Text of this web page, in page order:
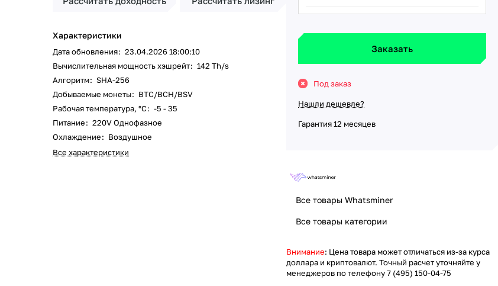
Характеристики
Дата обновления: 23.04.2026 18:00:10
Вычислительная мощность хэшрейт: 142 Th/s
Алгоритм: SHA-256
Добываемые монеты: BTC/BCH/BSV
Рабочая температура, °C: -5 - 35
Питание: 220V Однофазное
Охлаждение: Воздушное
Все характеристики
Заказать
Под заказ
Нашли дешевле?
Гарантия 12 месяцев
Все товары Whatsminer
Все товары категории
Внимание: Цена товара может отличаться из-за курса
доллара и криптовалют. Точный расчет уточняйте у
менеджеров по телефону7 (495) 150-04-75